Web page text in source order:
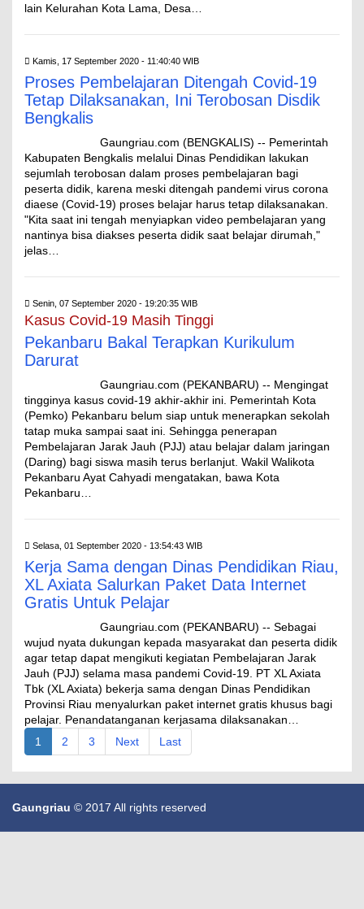
lain Kelurahan Kota Lama, Desa…
Kamis, 17 September 2020 - 11:40:40 WIB
Proses Pembelajaran Ditengah Covid-19
Tetap Dilaksanakan, Ini Terobosan Disdik
Bengkalis
Gaungriau.com (BENGKALIS) -- Pemerintah
Kabupaten Bengkalis melalui Dinas Pendidikan lakukan
sejumlah terobosan dalam proses pembelajaran bagi
peserta didik, karena meski ditengah pandemi virus corona
diaese (Covid-19) proses belajar harus tetap dilaksanakan.
"Kita saat ini tengah menyiapkan video pembelajaran yang
nantinya bisa diakses peserta didik saat belajar dirumah,"
jelas…
Senin, 07 September 2020 - 19:20:35 WIB
Kasus Covid-19 Masih Tinggi
Pekanbaru Bakal Terapkan Kurikulum
Darurat
Gaungriau.com (PEKANBARU) -- Mengingat
tingginya kasus covid-19 akhir-akhir ini. Pemerintah Kota
(Pemko) Pekanbaru belum siap untuk menerapkan sekolah
tatap muka sampai saat ini. Sehingga penerapan
Pembelajaran Jarak Jauh (PJJ) atau belajar dalam jaringan
(Daring) bagi siswa masih terus berlanjut. Wakil Walikota
Pekanbaru Ayat Cahyadi mengatakan, bawa Kota
Pekanbaru…
Selasa, 01 September 2020 - 13:54:43 WIB
Kerja Sama dengan Dinas Pendidikan Riau,
XL Axiata Salurkan Paket Data Internet
Gratis Untuk Pelajar
Gaungriau.com (PEKANBARU) -- Sebagai
wujud nyata dukungan kepada masyarakat dan peserta didik
agar tetap dapat mengikuti kegiatan Pembelajaran Jarak
Jauh (PJJ) selama masa pandemi Covid-19. PT XL Axiata
Tbk (XL Axiata) bekerja sama dengan Dinas Pendidikan
Provinsi Riau menyalurkan paket internet gratis khusus bagi
pelajar. Penandatanganan kerjasama dilaksanakan…
1
2 3 Next Last
Gaungriau © 2017 All rights reserved